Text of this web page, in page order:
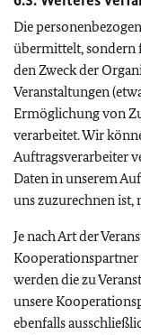
Die
übermittelt, sondern
den Zweck der
Veranstaltungen
Ermöglichung von
verarbeitet. Wir
Auftragsverarbeiter
Daten in unserem
uns zuzurechnen ist,
Je nach Art der
Kooperationspartner
werden die zu
unsere
ebenfalls